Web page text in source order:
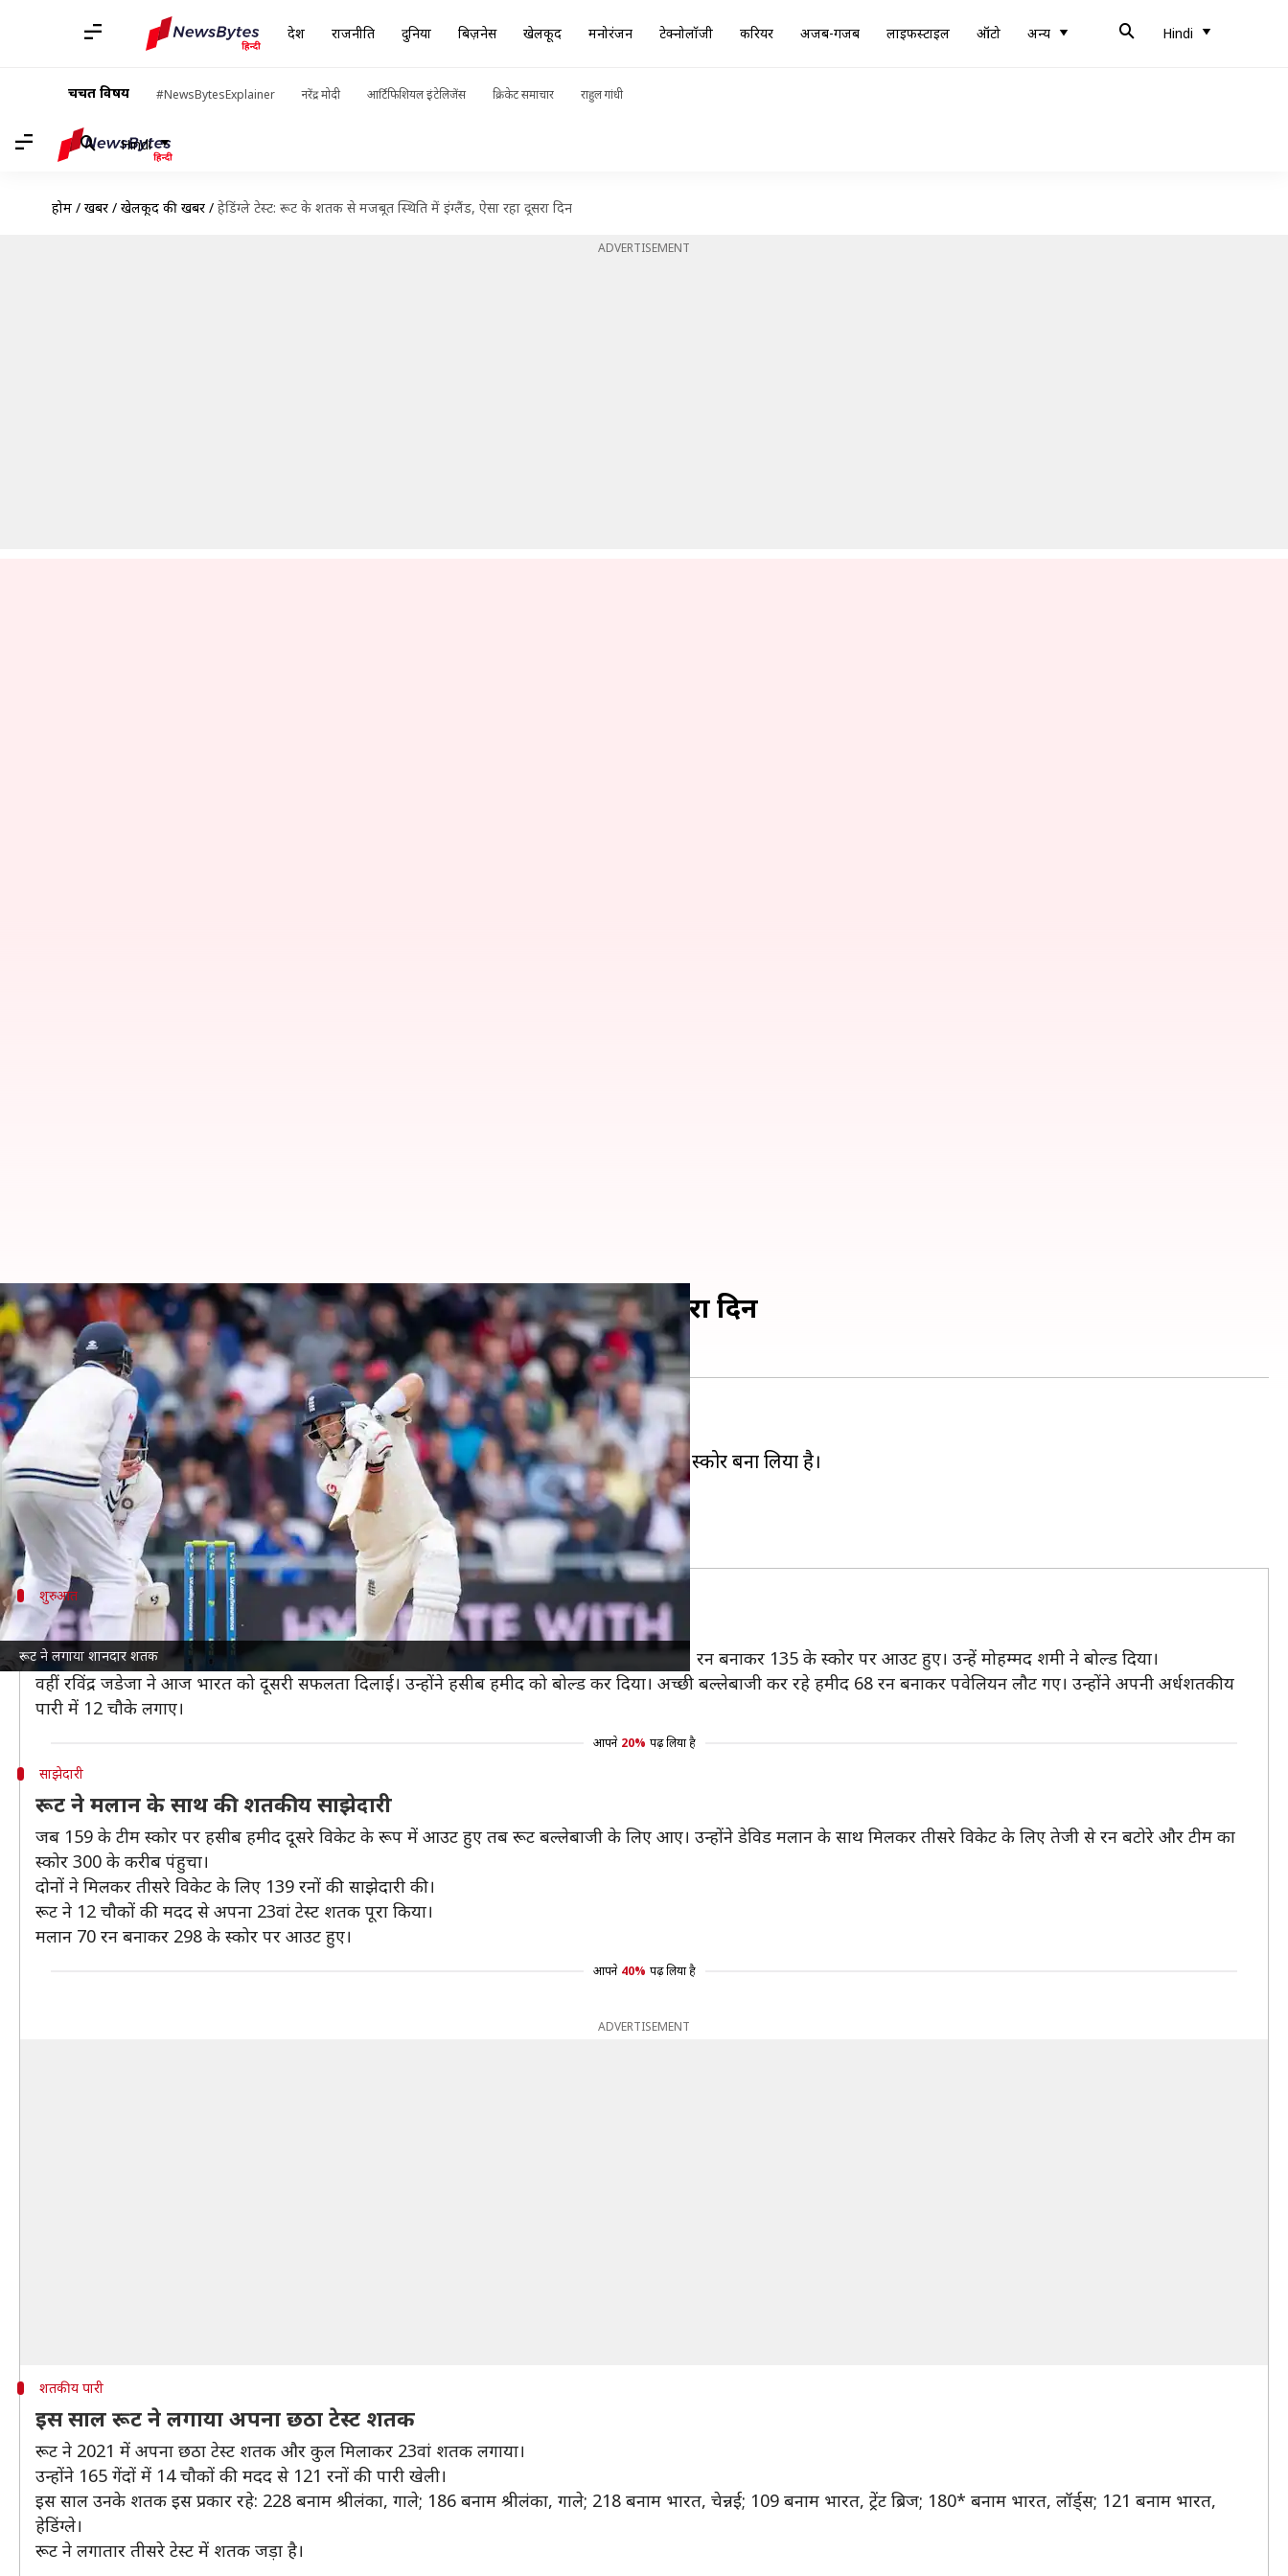
देश राजनीति दुनिया बिज़नेस खेलकूद मनोरंजन टेक्नोलॉजी करियर अजब-गजब लाइफस्टाइल ऑटो अन्य Hindi
चर्चित विषय #NewsBytesExplainer नरेंद्र मोदी आर्टिफिशियल इंटेलिजेंस क्रिकेट समाचार राहुल गांधी
Hindi
होम / खबरें / खेलकूद की खबरें / हेडिंग्ले टेस्ट: रूट के शतक से मजबूत स्थिति में इंग्लैंड, ऐसा रहा दूसरा दिन
ADVERTISEMENT
रूट ने लगाया शानदार शतक
हेडिंग्ले टेस्ट: रूट के शतक से मजबूत स्थिति में इंग्लैंड, ऐसा रहा दूसरा दिन
लेखन अंकित पसबोला Aug 26, 2021 11:05 pm
क्या है खबर?
हेडिंग्ले में खेले जा रहे सीरीज के तीसरे टेस्ट में इंग्लैंड ने मुकाबले में अपनी पकड़ मजबूत कर ली है।
दूसरे दिन के खेल की समाप्ति तक इंग्लैंड ने कप्तान जो रूट (121) के शतक की बदौलत 423/8 का स्कोर बना लिया है।
मेजबान टीम के पास पहली पारी के आधार पर 345 रनों की बढ़त हो गई है।
क्रीज पर क्रेग ओवरटन (24) और ओली रॉबिन्सन (0) बने हुए हैं।
शुरुआत
आज ऐसी रही इंग्लैंड की शुरुआत
कल के स्कोर 120/0 से आगे खेलने उतरी इंग्लैंड को आज पहला झटका रोरी बर्न्स के रूप में लगा। बर्न्स 61 रन बनाकर 135 के स्कोर पर आउट हुए। उन्हें मोहम्मद शमी ने बोल्ड दिया।
वहीं रविंद्र जडेजा ने आज भारत को दूसरी सफलता दिलाई। उन्होंने हसीब हमीद को बोल्ड कर दिया। अच्छी बल्लेबाजी कर रहे हमीद 68 रन बनाकर पवेलियन लौट गए। उन्होंने अपनी अर्धशतकीय
पारी में 12 चौके लगाए।
आपने 20% पढ़ लिया है
साझेदारी
रूट ने मलान के साथ की शतकीय साझेदारी
जब 159 के टीम स्कोर पर हसीब हमीद दूसरे विकेट के रूप में आउट हुए तब रूट बल्लेबाजी के लिए आए। उन्होंने डेविड मलान के साथ मिलकर तीसरे विकेट के लिए तेजी से रन बटोरे और टीम का
स्कोर 300 के करीब पंहुचा।
दोनों ने मिलकर तीसरे विकेट के लिए 139 रनों की साझेदारी की।
रूट ने 12 चौकों की मदद से अपना 23वां टेस्ट शतक पूरा किया।
मलान 70 रन बनाकर 298 के स्कोर पर आउट हुए।
आपने 40% पढ़ लिया है
ADVERTISEMENT
शतकीय पारी
इस साल रूट ने लगाया अपना छठा टेस्ट शतक
रूट ने 2021 में अपना छठा टेस्ट शतक और कुल मिलाकर 23वां शतक लगाया।
उन्होंने 165 गेंदों में 14 चौकों की मदद से 121 रनों की पारी खेली।
इस साल उनके शतक इस प्रकार रहे: 228 बनाम श्रीलंका, गाले; 186 बनाम श्रीलंका, गाले; 218 बनाम भारत, चेन्नई; 109 बनाम भारत, ट्रेंट ब्रिज; 180* बनाम भारत, लॉर्ड्स; 121 बनाम भारत,
हेडिंग्ले।
रूट ने लगातार तीसरे टेस्ट में शतक जड़ा है।